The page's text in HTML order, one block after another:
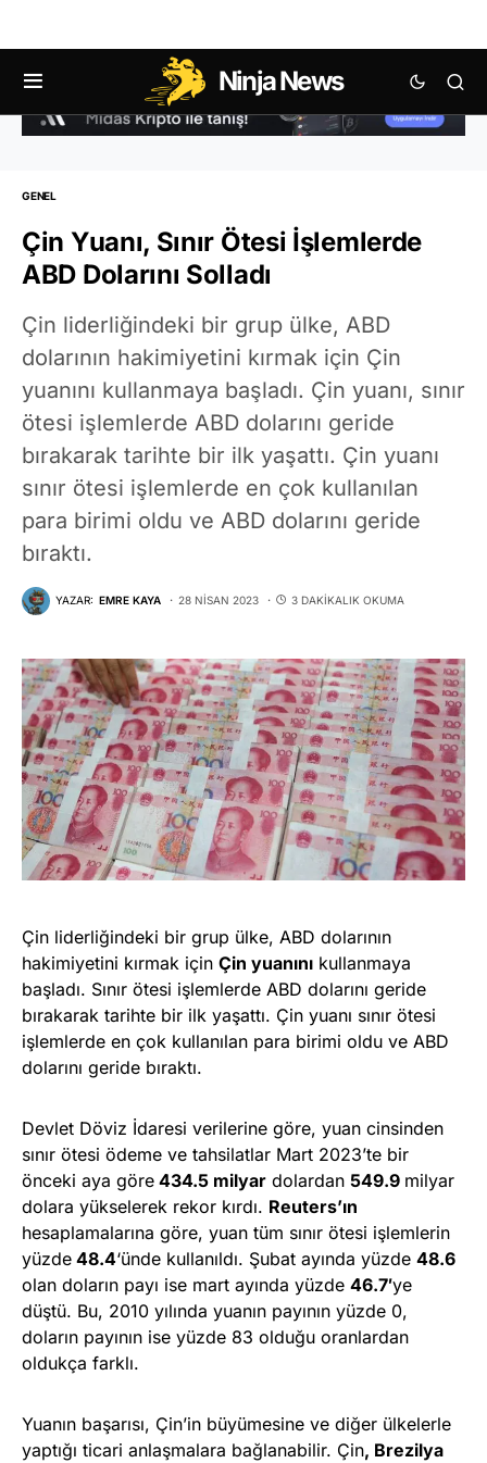
Ninja News
GENEL
Çin Yuanı, Sınır Ötesi İşlemlerde
ABD Dolarını Solladı
Çin liderliğindeki bir grup ülke, ABD
dolarının hakimiyetini kırmak için Çin
yuanını kullanmaya başladı. Çin yuanı, sınır
ötesi işlemlerde ABD dolarını geride
bırakarak tarihte bir ilk yaşattı. Çin yuanı
sınır ötesi işlemlerde en çok kullanılan
para birimi oldu ve ABD dolarını geride
bıraktı.
YAZAR: EMRE KAYA 28 NISAN 2023 3 DAKIKALIK OKUMA
Çin liderliğindeki bir grup ülke, ABD dolarının
hakimiyetini kırmak için Çin yuanını kullanmaya
başladı. Sınır ötesi işlemlerde ABD dolarını geride
bırakarak tarihte bir ilk yaşattı. Çin yuanı sınır ötesi
işlemlerde en çok kullanılan para birimi oldu ve ABD
dolarını geride bıraktı.
Devlet Döviz İdaresi verilerine göre, yuan cinsinden
sınır ötesi ödeme ve tahsilatlar Mart 2023’te bir
önceki aya göre 434.5 milyar dolardan 549.9 milyar
dolara yükselerek rekor kırdı. Reuters’ın
hesaplamalarına göre, yuan tüm sınır ötesi işlemlerin
yüzde 48.4‘ünde kullanıldı. Şubat ayında yüzde 48.6
olan doların payı ise mart ayında yüzde 46.7′ye
düştü. Bu, 2010 yılında yuanın payının yüzde 0,
doların payının ise yüzde 83 olduğu oranlardan
oldukça farklı.
Yuanın başarısı, Çin’in büyümesine ve diğer ülkelerle
yaptığı ticari anlaşmalara bağlanabilir. Çin, Brezilya